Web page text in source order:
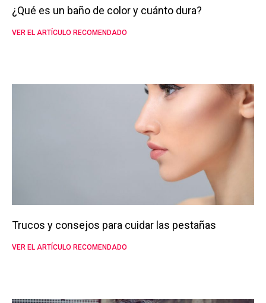
¿Qué es un baño de color y cuánto dura?
VER EL ARTÍCULO RECOMENDADO
Trucos y consejos para cuidar las pestañas
VER EL ARTÍCULO RECOMENDADO